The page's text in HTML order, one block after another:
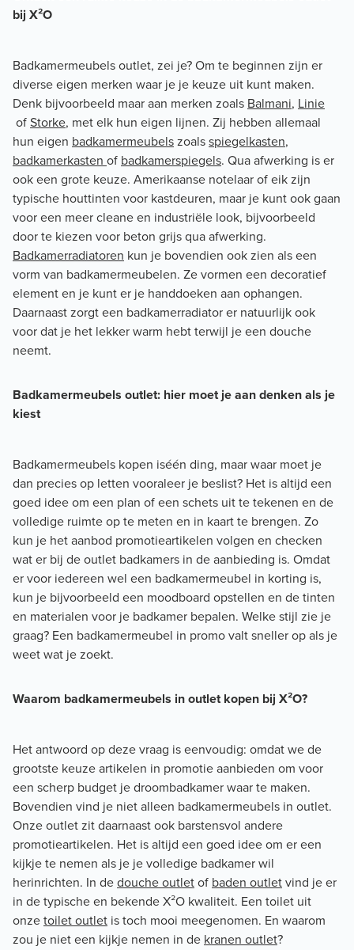
bij X²O
Badkamermeubels outlet, zei je? Om te beginnen zijn er
diverse eigen merken waar je je keuze uit kunt maken.
Denk bijvoorbeeld maar aan merken zoals Balmani, Linie
ofStorke, met elk hun eigen lijnen. Zij hebben allemaal
hun eigen badkamermeubelszoalsspiegelkasten,
badkamerkasten of badkamerspiegels. Qua afwerking is er
ook een grote keuze. Amerikaanse notelaar of eik zijn
typische houttinten voor kastdeuren, maar je kunt ook gaan
voor een meer cleane en industriële look, bijvoorbeeld
door te kiezen voor beton grijs qua afwerking.
Badkamerradiatoren kun je bovendien ook zien als een
vorm van badkamermeubelen. Ze vormen een decoratief
element en je kunt er je handdoeken aan ophangen.
Daarnaast zorgt een badkamerradiator er natuurlijk ook
voor dat je het lekker warm hebt terwijl je een douche
neemt.
Badkamermeubels outlet: hier moet je aan denken als je
kiest
Badkamermeubels kopen iséén ding, maar waar moet je
dan precies op letten vooraleer je beslist? Het is altijd een
goed idee om een plan of een schets uit te tekenen en de
volledige ruimte op te meten en in kaart te brengen. Zo
kun je het aanbod promotieartikelen volgen en checken
wat er bij de outlet badkamers in de aanbieding is. Omdat
er voor iedereen wel een badkamermeubel in korting is,
kun je bijvoorbeeld een moodboard opstellen en de tinten
en materialen voor je badkamer bepalen. Welke stijl zie je
graag? Een badkamermeubel in promo valt sneller op als je
weet wat je zoekt.
Waarom badkamermeubels in outlet kopen bij X²O?
Het antwoord op deze vraag is eenvoudig: omdat we de
grootste keuze artikelen in promotie aanbieden om voor
een scherp budget je droombadkamer waar te maken.
Bovendien vind je niet alleen badkamermeubels in outlet.
Onze outlet zit daarnaast ook barstensvol andere
promotieartikelen. Het is altijd een goed idee om er een
kijkje te nemen als je je volledige badkamer wil
herinrichten. In dedouche outletof baden outletvind je er
in de typische en bekende X²O kwaliteit. Een toilet uit
onzetoilet outlet is toch mooi meegenomen. En waarom
zou je niet een kijkje nemen in de kranen outlet?